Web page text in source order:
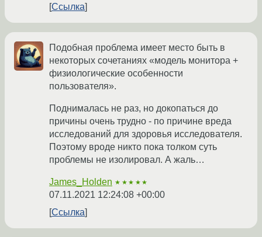
Ссылка
Подобная проблема имеет место быть в
некоторых сочетаниях «модель монитора +
физиологические особенности
пользователя».
Поднималась не раз, но докопаться до
причины очень трудно - по причине вреда
исследований для здоровья исследователя.
Поэтому вроде никто пока толком суть
проблемы не изолировал. А жаль…
James_Holden ★★★★★
07.11.2021 12:24:08 +00:00
Ссылка